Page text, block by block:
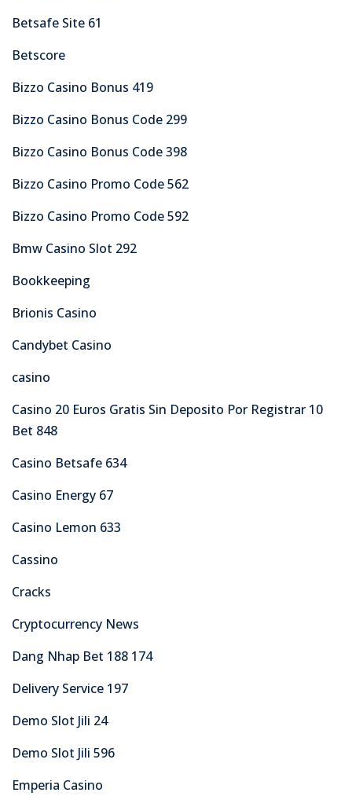
Betsafe Site 61
Betscore
Bizzo Casino Bonus 419
Bizzo Casino Bonus Code 299
Bizzo Casino Bonus Code 398
Bizzo Casino Promo Code 562
Bizzo Casino Promo Code 592
Bmw Casino Slot 292
Bookkeeping
Brionis Casino
Candybet Casino
casino
Casino 20 Euros Gratis Sin Deposito Por Registrar 10
Bet 848
Casino Betsafe 634
Casino Energy 67
Casino Lemon 633
Cassino
Cracks
Cryptocurrency News
Dang Nhap Bet 188 174
Delivery Service 197
Demo Slot Jili 24
Demo Slot Jili 596
Emperia Casino